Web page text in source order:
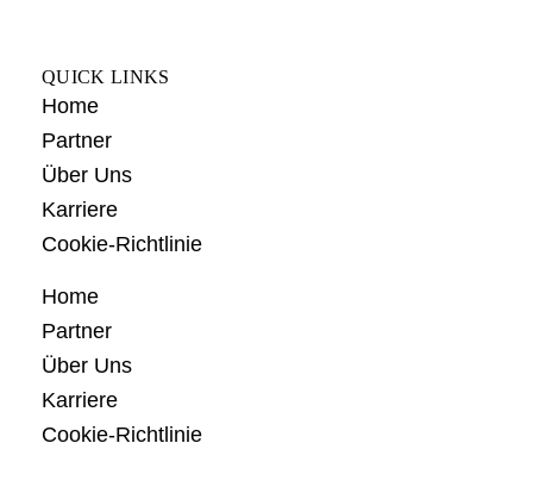
QUICK LINKS
Home
Partner
Über Uns
Karriere
Cookie-Richtlinie
Home
Partner
Über Uns
Karriere
Cookie-Richtlinie